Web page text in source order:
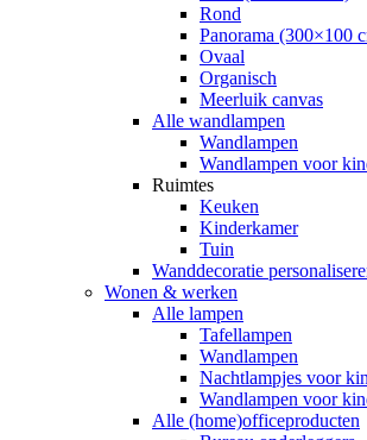
Rond
Panorama (300×100
Ovaal
Organisch
Meerluik canvas
Alle wandlampen
Wandlampen
Wandlampen voor
Ruimtes
Keuken
Kinderkamer
Tuin
Wanddecoratie
Wonen & werken
Alle lampen
Tafellampen
Wandlampen
Nachtlampjes voor
Wandlampen voor
Alle (home)officeproducten